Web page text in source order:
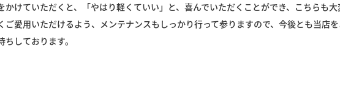
かけていただくと、「やはり軽くていい」と、喜んでいただくことができ、こちらも大
ご愛用いただけるよう、メンテナンスもしっかり行って参りますので、今後とも当店を
しております。